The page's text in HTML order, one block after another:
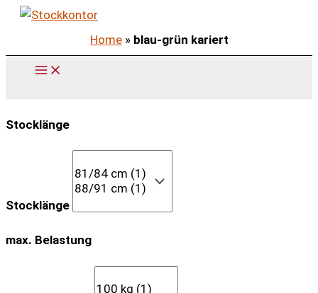
Zum
springen
Home» blau-grün kariert
Stocklänge
Stocklänge
max. Belastung